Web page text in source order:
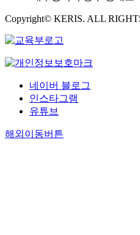
Copyright© KERIS. ALL
네이버 블로그
인스타그램
유튜브
해외이동버튼